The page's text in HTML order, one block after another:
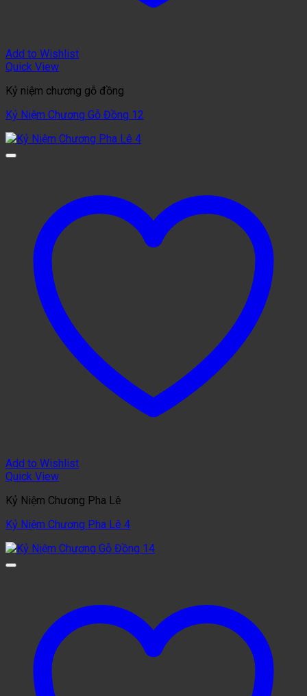
Add to Wishlist
Quick View
Kỷ niệm chương gỗ đồng
Kỷ Niệm Chương Gỗ Đồng 12
Add to Wishlist
Quick View
Kỷ Niệm Chương Pha Lê
Kỷ Niệm Chương Pha Lê 4